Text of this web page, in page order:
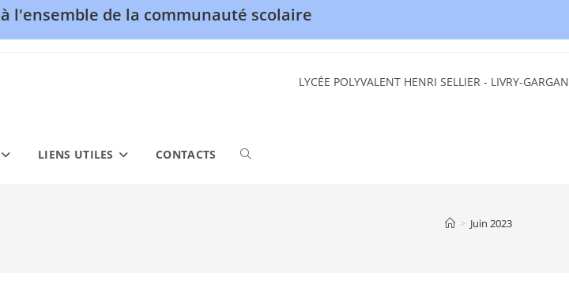
l'ensemble de la communauté scolaire
LYCÉE POLYVALENT HENRI SELLIER - LIVRY-GARGAN
LIENS UTILES CONTACTS TOGGLE
> Juin 2023